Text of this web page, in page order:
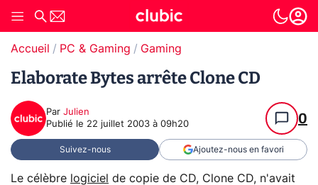
Accueil PC & Gaming Gaming
Elaborate Bytes arrête Clone CD
Par Julien
Publié le 22 juillet 2003 à 09h20 0
Suivez-nous Ajoutez-nous en favori
Le célèbre logiciel de copie de CD, Clone CD, n'avait